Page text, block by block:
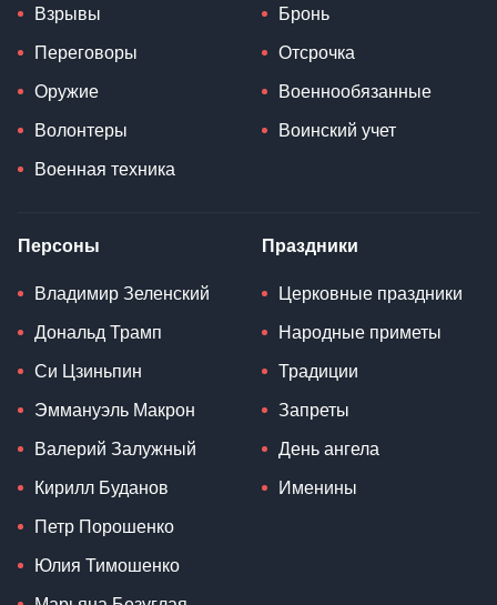
Взрывы
Переговоры
Оружие
Волонтеры
Военная техника
Бронь
Отсрочка
Военнообязанные
Воинский учет
Персоны
Владимир Зеленский
Дональд Трамп
Си Цзиньпин
Эммануэль Макрон
Валерий Залужный
Кирилл Буданов
Петр Порошенко
Юлия Тимошенко
Праздники
Церковные праздники
Народные приметы
Традиции
Запреты
День ангела
Именины